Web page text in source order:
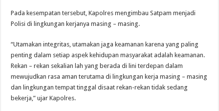
Pada kesempatan tersebut, Kapolres mengimbau Satpam menjadi
Polisi di lingkungan kerjanya masing – masing.
“Utamakan integritas, utamakan jaga keamanan karena yang paling
penting dalam setiap aspek kehidupan masyarakat adalah keamanan.
Rekan – rekan sekalian lah yang berada di lini terdepan dalam
mewujudkan rasa aman terutama di lingkungan kerja masing – masing
dan lingkungan tempat tinggal disaat rekan-rekan tidak sedang
bekerja,” ujar Kapolres.